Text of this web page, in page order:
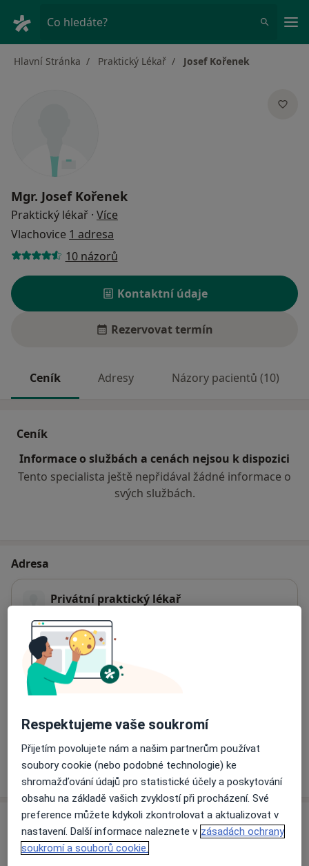
Co hledáte?
Hlavní Stránka Praktický Lékař Josef Kořenek
Mgr. Josef Kořenek
Praktický lékař · Více
Vlachovice 1 adresa
10 názorů
Kontaktní údaje
Rezervovat termín
Ceník Adresy Názory pacientů (10)
Ceník
Informace o službách a cenách nejsou k dispozici
Tento specialista ještě nepřidával žádné informace o
svých službách.
Adresa
Privátní praktický lékař
Dostupnost
Na této adrese online kalendář není aktivní
Co mám v takové situaci udělat?
Víceo adrese
Názory
Přidejte svůj názor
Respektujeme vaše soukromí
Přijetím povolujete nám a našim partnerům používat
soubory cookie (nebo podobné technologie) ke
shromažďování údajů pro statistické účely a poskytování
obsahu na základě vašich zvyklostí při procházení. Své
preference můžete kdykoli zkontrolovat a aktualizovat v
nastavení. Další informace naleznete v zásadách ochrany
soukromí a souborů cookie.